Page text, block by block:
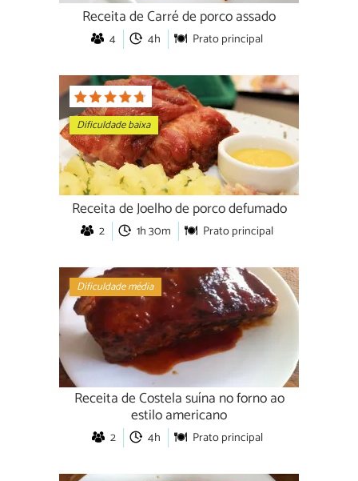
Receita de Carré de porco assado
4 4h Prato principal
Dificuldade baixa
Receita de Joelho de porco defumado
2 1h 30m Prato principal
Dificuldade média
Receita de Costela suína no forno ao
estilo americano
2 4h Prato principal